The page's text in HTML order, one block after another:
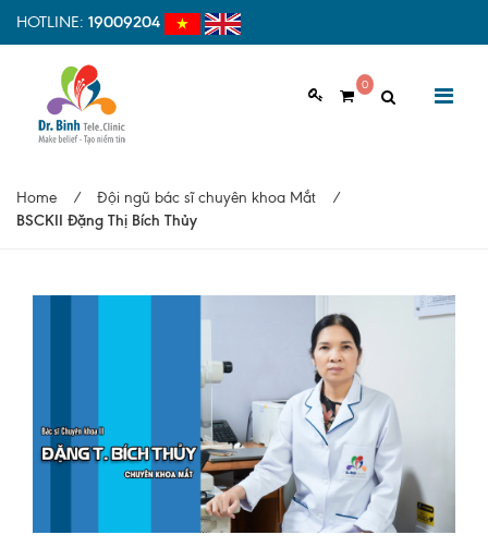
HOTLINE: 19009204
0
Vì sao nên chọn Dr.Binh Tele_Clinic
Đội ngũ y bác sĩ
Cơ sở vật chất
Hợp tác quốc tế
Quy trình khám bệnh tại Dr. Binh
Quy trình khám BHYT
Home / Đội ngũ bác sĩ chuyên khoa Mắt
/
BSCKII Đặng Thị Bích Thủy